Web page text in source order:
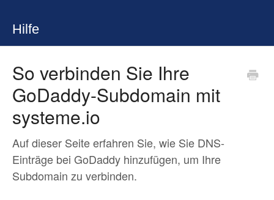
Hilfe
So verbinden Sie Ihre
GoDaddy-Subdomain mit
systeme.io
Auf dieser Seite erfahren Sie, wie Sie DNS-
Einträge bei GoDaddy hinzufügen, um Ihre
Subdomain zu verbinden.